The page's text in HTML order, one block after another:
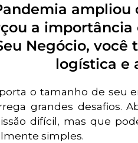
ampliou
a importância
Negócio,
logística e
o tamanho de seu
grandes desafios.
difícil, mas que
simples.